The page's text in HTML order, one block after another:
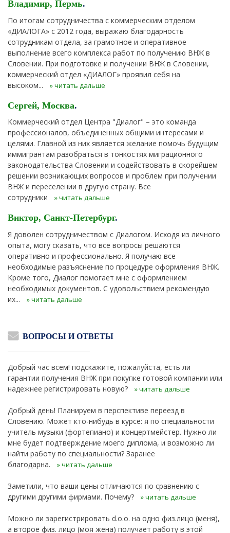
Владимир, Пермь.
По итогам сотрудничества с коммерческим отделом
«ДИАЛОГА» с 2012 года, выражаю благодарность
сотрудникам отдела, за грамотное и оперативное
выполнение всего комплекса работ по получению ВНЖ в
Словении. При подготовке и получении ВНЖ в Словении,
коммерческий отдел «ДИАЛОГ» проявил себя на
высоком...
» читать дальше
Сергей, Москва.
Коммерческий отдел Центра "Диалог" – это команда
профессионалов, объединенных общими интересами и
целями. Главной из них является желание помочь будущим
иммигрантам разобраться в тонкостях миграционного
законодательства Словении и содействовать в скорейшем
решении возникающих вопросов и проблем при получении
ВНЖ и переселении в другую страну. Все
сотрудники
» читать дальше
Виктор, Санкт-Петербург.
Я доволен сотрудничеством с Диалогом. Исходя из личного
опыта, могу сказать, что все вопросы решаются
оперативно и профессионально. Я получаю все
необходимые разъяснение по процедуре оформления ВНЖ.
Кроме того, Диалог помогает мне с оформлением
необходимых документов. С удовольствием рекомендую
их...
» читать дальше
ВОПРОСЫ И ОТВЕТЫ
Добрый час всем! подскажите, пожалуйста, есть ли
гарантии получения ВНЖ при покупке готовой компании или
надежнее регистрировать новую?
» читать дальше
Добрый день! Планируем в перспективе переезд в
Словению. Может кто-нибудь в курсе: я по специальности
учитель музыки (фортепиано) и концертмейстер. Нужно ли
мне будет подтверждение моего диплома, и возможно ли
найти работу по специальности? Заранее
благодарна.
» читать дальше
Заметили, что ваши цены отличаются по сравнению с
другими другими фирмами. Почему?
» читать дальше
Можно ли зарегистрировать d.o.o. на одно физ.лицо (меня),
а второе физ. лицо (моя жена) получает работу в этой